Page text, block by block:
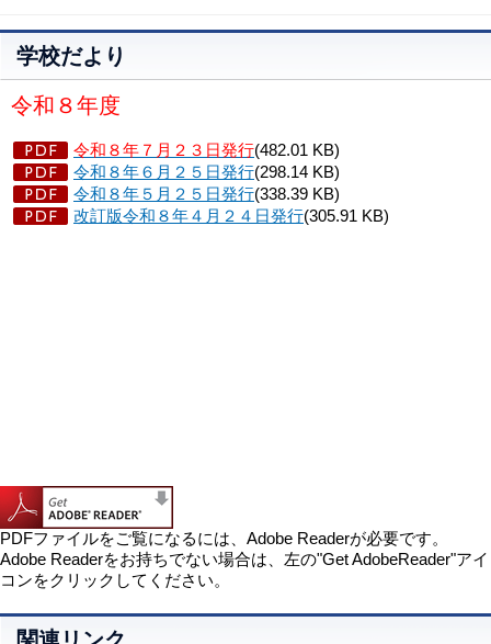
学校だより
令和８年度
令和８年７月２３日発行(482.01 KB)
令和８年６月２５日発行(298.14 KB)
令和８年５月２５日発行(338.39 KB)
改訂版令和８年４月２４日発行(305.91 KB)
PDFファイルをご覧になるには、Adobe Readerが必要です。
Adobe Readerをお持ちでない場合は、左の"Get AdobeReader"アイ
コンをクリックしてください。